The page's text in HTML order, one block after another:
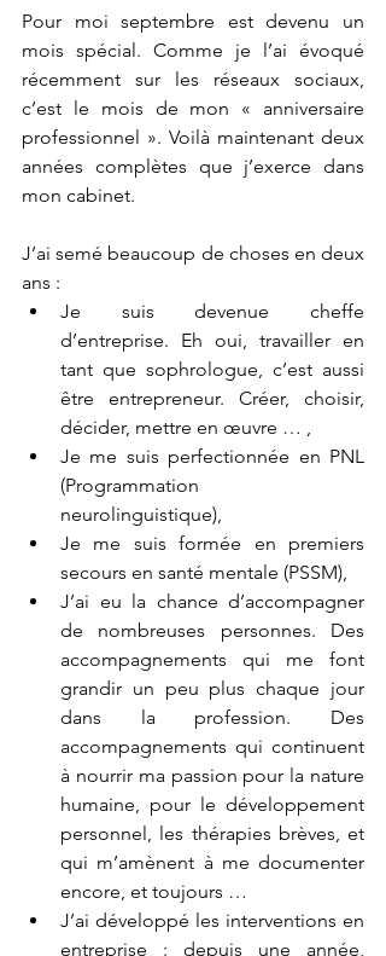
Pour moi septembre est devenu un
mois spécial. Comme je l’ai évoqué
récemment sur les réseaux sociaux,
c’est le mois de mon « anniversaire
professionnel ». Voilà maintenant deux
années complètes que j’exerce dans
mon cabinet.
J’ai semé beaucoup de choses en deux
ans :
Je suis devenue cheffe
d’entreprise. Eh oui, travailler en
tant que sophrologue, c’est aussi
être entrepreneur. Créer, choisir,
décider, mettre en œuvre … ,
Je me suis perfectionnée en PNL
(Programmation
neurolinguistique),
Je me suis formée en premiers
secours en santé mentale (PSSM),
J’ai eu la chance d’accompagner
de nombreuses personnes. Des
accompagnements qui me font
grandir un peu plus chaque jour
dans la profession. Des
accompagnements qui continuent
à nourrir ma passion pour la nature
humaine, pour le développement
personnel, les thérapies brèves, et
qui m’amènent à me documenter
encore, et toujours …
J’ai développé les interventions en
entreprise : depuis une année,